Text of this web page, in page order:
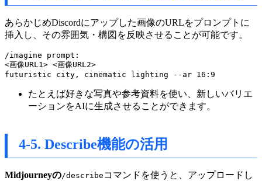
あらかじめDiscordにアップした画像のURLをプロンプトに
挿入し、その雰囲気・構図を反映させることが可能です。
/imagine prompt:
<画像URL1> <画像URL2>
たとえば好きな写真や参考資料を使い、新しいバリエ
ーションをAIに生成させることができます。
4-5. Describe機能の活用
Midjourneyの/describe コマンドを使うと、アップロードし